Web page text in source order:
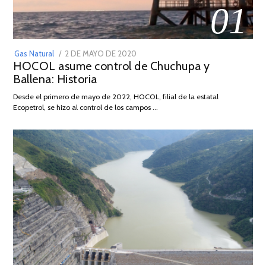
01
Gas Natural
POSTED
ON
2 DE MAYO DE 2020
DE
2026
HOCOL asume control de Chuchupa y
Ballena: Historia
Desde el primero de mayo de 2022, HOCOL, filial de la estatal
Ecopetrol, se hizo al control de los campos …